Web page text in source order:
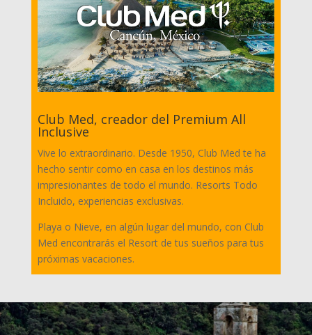
Club Med, creador del Premium All
Inclusive
Vive lo extraordinario. Desde 1950, Club Med te ha
hecho sentir como en casa en los destinos más
impresionantes de todo el mundo. Resorts Todo
Incluido, experiencias exclusivas.
Playa o Nieve, en algún lugar del mundo, con Club
Med encontrarás el Resort de tus sueños para tus
próximas vacaciones.